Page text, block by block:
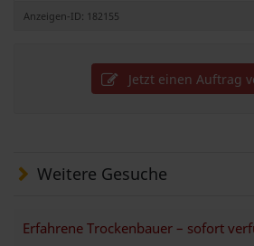
Anzeigen-ID: 182155
Jetzt einen Auftrag
Weitere Gesuche